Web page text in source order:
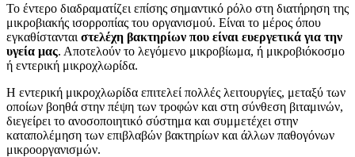
Το έντερο διαδραματίζει επίσης σημαντικό ρόλο στη διατήρηση της
μικροβιακής ισορροπίας του οργανισμού. Είναι το μέρος όπου
εγκαθίστανται στελέχη βακτηρίων που είναι ευεργετικά για την
υγεία μας. Αποτελούν το λεγόμενο μικροβίωμα, ή μικροβιόκοσμο
ή εντερική μικροχλωρίδα.
Η εντερική μικροχλωρίδα επιτελεί πολλές λειτουργίες, μεταξύ των
οποίων βοηθά στην πέψη των τροφών και στη σύνθεση βιταμινών,
διεγείρει το ανοσοποιητικό σύστημα και συμμετέχει στην
καταπολέμηση των επιβλαβών βακτηρίων και άλλων παθογόνων
μικροοργανισμών.